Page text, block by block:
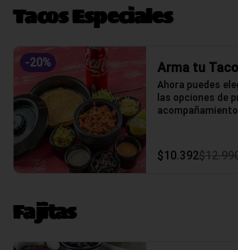
Tacos Especiales
-20% Arma tu Taco
Ahora puedes
las opciones de
$10.392
Fajitas